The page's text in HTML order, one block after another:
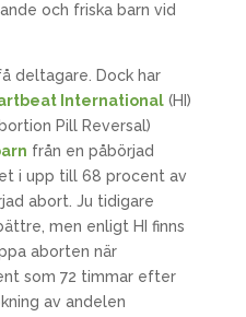
och friska barn vid
deltagare. Dock har
International(HI)
Pill Reversal)
från en påbörjad
i upp till 68 procent av
abort. Ju tidigare
men enligt HI finns
aborten när
som 72 timmar efter
av andelen